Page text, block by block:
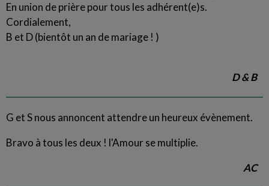
En union de prière pour tous les adhérent(e)s.
Cordialement,
B et D (bientôt un an de mariage ! )
D & B
G et S nous annoncent attendre un heureux évènement.
Bravo à tous les deux ! l'Amour se multiplie.
AC